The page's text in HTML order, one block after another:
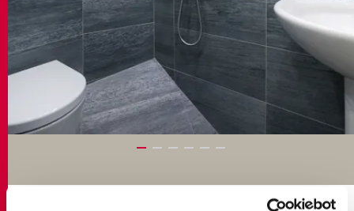
SAMMLUNGEN IM PROJEKT